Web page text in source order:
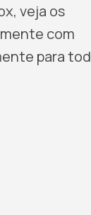
veja os
com
para